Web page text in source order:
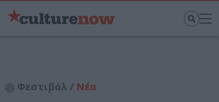
Φεστιβάλ / Νέα